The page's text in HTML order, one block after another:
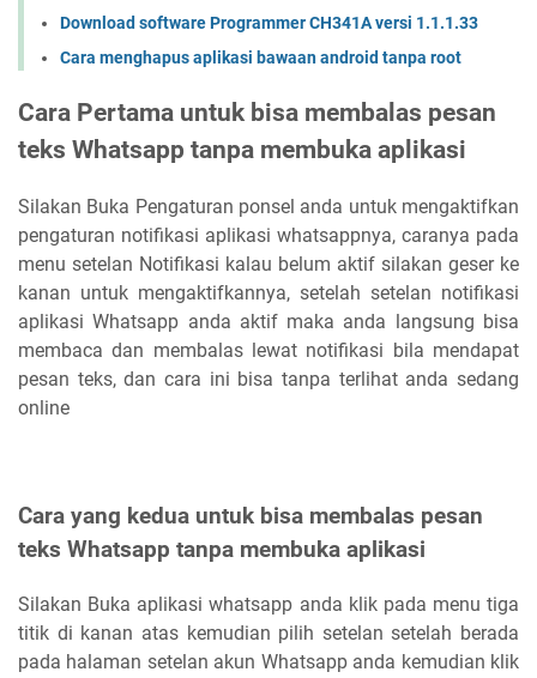
Download software Programmer CH341A versi 1.1.1.33
Cara menghapus aplikasi bawaan android tanpa root
Cara Pertama untuk bisa membalas pesan
teks Whatsapp tanpa membuka aplikasi
Silakan Buka Pengaturan ponsel anda untuk mengaktifkan
pengaturan notifikasi aplikasi whatsappnya, caranya pada
menu setelan Notifikasi kalau belum aktif silakan geser ke
kanan untuk mengaktifkannya, setelah setelan notifikasi
aplikasi Whatsapp anda aktif maka anda langsung bisa
membaca dan membalas lewat notifikasi bila mendapat
pesan teks, dan cara ini bisa tanpa terlihat anda sedang
online
Cara yang kedua untuk bisa membalas pesan
teks Whatsapp tanpa membuka aplikasi
Silakan Buka aplikasi whatsapp anda klik pada menu tiga
titik di kanan atas kemudian pilih setelan setelah berada
pada halaman setelan akun Whatsapp anda kemudian klik